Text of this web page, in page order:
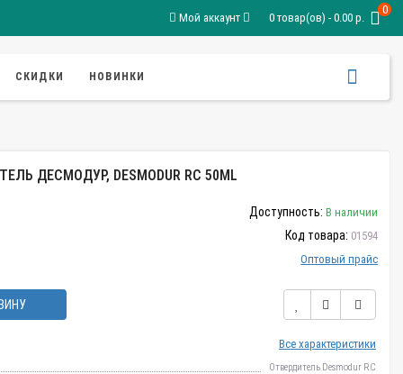
Мой аккаунт 0 товар(ов) - 0.00 р.
0
СКИДКИ НОВИНКИ
ДЕСМОДУР, DESMODUR RC 50ML
Доступность: В наличии
Код товара: 01594
Оптовый прайс
Все характеристики
Отвердитель Desmodur RC